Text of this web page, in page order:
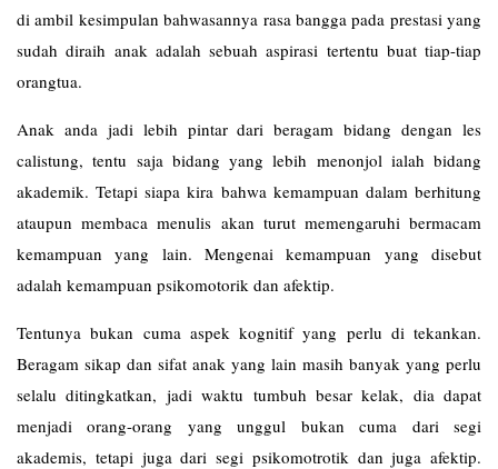
di ambil kesimpulan bahwasannya rasa bangga pada prestasi yang
sudah diraih anak adalah sebuah aspirasi tertentu buat tiap-tiap
orangtua.
Anak anda jadi lebih pintar dari beragam bidang dengan les
calistung, tentu saja bidang yang lebih menonjol ialah bidang
akademik. Tetapi siapa kira bahwa kemampuan dalam berhitung
ataupun membaca menulis akan turut memengaruhi bermacam
kemampuan yang lain. Mengenai kemampuan yang disebut
adalah kemampuan psikomotorik dan afektip.
Tentunya bukan cuma aspek kognitif yang perlu di tekankan.
Beragam sikap dan sifat anak yang lain masih banyak yang perlu
selalu ditingkatkan, jadi waktu tumbuh besar kelak, dia dapat
menjadi orang-orang yang unggul bukan cuma dari segi
akademis, tetapi juga dari segi psikomotrotik dan juga afektip.